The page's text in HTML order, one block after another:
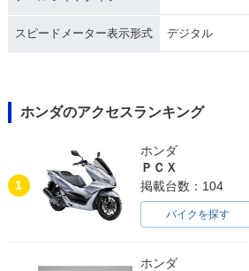
スピードメーター表示形式 デジタル
ホンダのアクセスランキング
1
ホンダ
ＰＣＸ
掲載台数：104
バイクを探す
ホンダ